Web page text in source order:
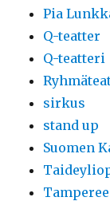
Pia
Q-teatter
Q-teatteri
sirkus
stand up
Suomen